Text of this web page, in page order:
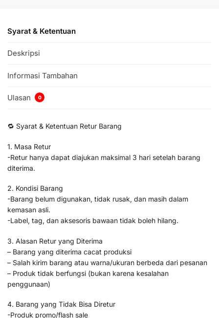
Syarat & Ketentuan
Deskripsi
Informasi Tambahan
Ulasan 0
🔁 Syarat & Ketentuan Retur Barang
1. Masa Retur
-Retur hanya dapat diajukan maksimal 3 hari setelah barang
diterima.
2. Kondisi Barang
-Barang belum digunakan, tidak rusak, dan masih dalam
kemasan asli.
-Label, tag, dan aksesoris bawaan tidak boleh hilang.
3. Alasan Retur yang Diterima
– Barang yang diterima cacat produksi
– Salah kirim barang atau warna/ukuran berbeda dari pesanan
– Produk tidak berfungsi (bukan karena kesalahan
penggunaan)
4. Barang yang Tidak Bisa Diretur
-Produk promo/flash sale